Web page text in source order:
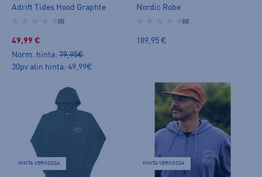
Adrift Tides Hood Graphte
(0)
49,99 €
Norm. hinta: 79,95€
30pv alin hinta: 49,99€
Nordic Robe
(0)
189,95 €
HINTA VERKOSSA HINTA VERKOSSA